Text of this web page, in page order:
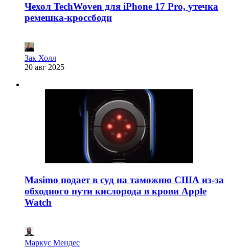
Чехол TechWoven для iPhone 17 Pro, утечка
ремешка-кроссбоди
Зак Холл
20 авг 2025
Masimo подает в суд на таможню США из-за
обходного пути кислорода в крови Apple
Watch
Маркус Мендес